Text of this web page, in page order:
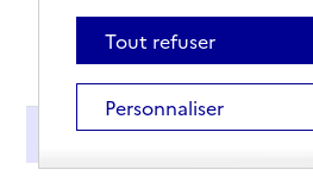
Présentation
Tout refuser
Personnaliser